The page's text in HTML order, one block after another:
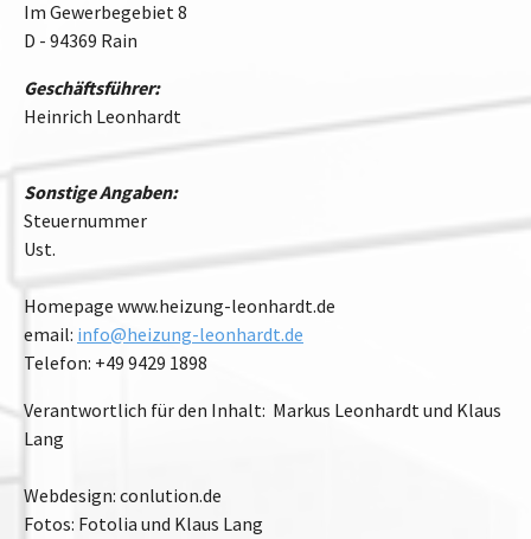
Im Gewerbegebiet 8
D - 94369 Rain
Geschäftsführer:
Heinrich Leonhardt
Sonstige Angaben:
Steuernummer
Ust.
Homepage www.heizung-leonhardt.de
email: info@heizung-leonhardt.de
Telefon: +49 9429 1898
Verantwortlich für den Inhalt: Markus Leonhardt und Klaus
Lang
Webdesign: conlution.de
Fotos: Fotolia und Klaus Lang